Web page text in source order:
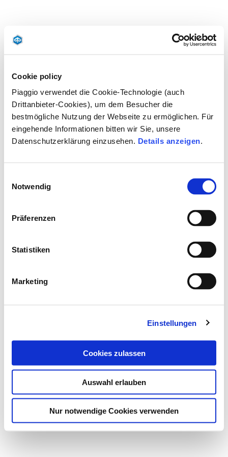
Cookie policy
Piaggio verwendet die Cookie-Technologie (auch
Drittanbieter-Cookies), um dem Besucher die
bestmögliche Nutzung der Webseite zu ermöglichen. Für
eingehende Informationen bitten wir Sie, unsere
Datenschutzerklärung einzusehen. Details anzeigen.
Notwendig
Präferenzen
Statistiken
Marketing
Einstellungen
Cookies zulassen
Auswahl erlauben
Nur notwendige Cookies verwenden